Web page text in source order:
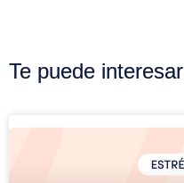
Te puede interesar